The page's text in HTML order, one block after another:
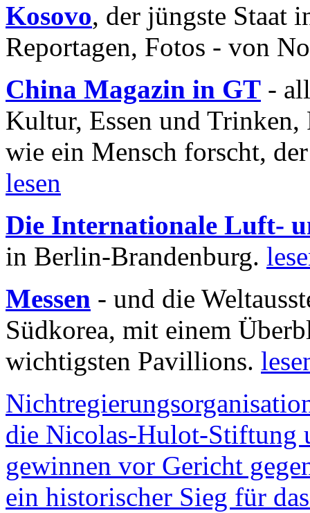
Kosovo, der jüngste Staat
Reportagen, Fotos - von
China Magazin in GT -
Kultur, Essen und
wie ein Mensch forscht,
lesen
Die Internationale Luft-
in Berlin-Brandenburg.
Messen - und die
Südkorea, mit einem
wichtigsten Pavillions.
die Nicolas-Hulot-Stiftung
gewinnen vor Gericht
ein historischer Sieg für